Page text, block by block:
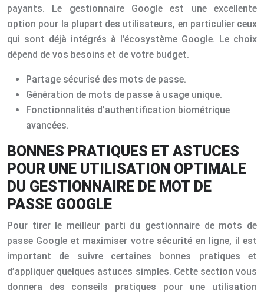
payants. Le gestionnaire Google est une excellente
option pour la plupart des utilisateurs, en particulier ceux
qui sont déjà intégrés à l’écosystème Google. Le choix
dépend de vos besoins et de votre budget.
Partage sécurisé des mots de passe.
Génération de mots de passe à usage unique.
Fonctionnalités d’authentification biométrique
avancées.
BONNES PRATIQUES ET ASTUCES
POUR UNE UTILISATION OPTIMALE
DU GESTIONNAIRE DE MOT DE
PASSE GOOGLE
Pour tirer le meilleur parti du gestionnaire de mots de
passe Google et maximiser votre sécurité en ligne, il est
important de suivre certaines bonnes pratiques et
d’appliquer quelques astuces simples. Cette section vous
donnera des conseils pratiques pour une utilisation